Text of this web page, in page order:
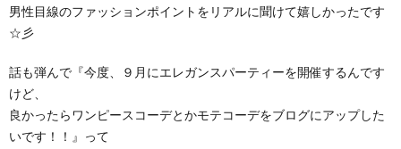
男性目線のファッションポイントをリアルに聞けて嬉しかったです
☆彡
話も弾んで『今度、９月にエレガンスパーティーを開催するんです
けど、
良かったらワンピースコーデとかモテコーデをブログにアップした
いです！！』って